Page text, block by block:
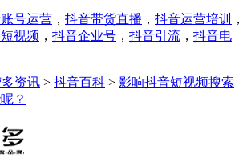
号运营 ， 抖音带货直播 ， 抖音运营培训
，
视频 ， 抖音企业号 ， 抖音引流 ， 抖音电
资讯 > 抖音百科 > 影响抖音短视频搜索
？